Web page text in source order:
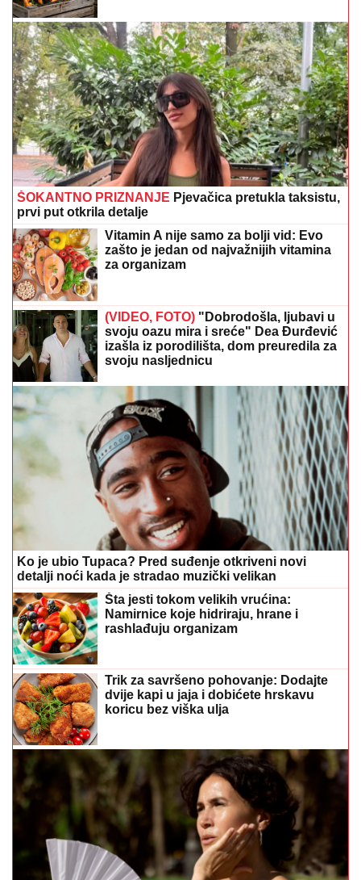
ŠOKANTNO PRIZNANJE Pjevačica pretukla taksistu,
prvi put otkrila detalje
Vitamin A nije samo za bolji vid: Evo
zašto je jedan od najvažnijih vitamina
za organizam
(VIDEO, FOTO) "Dobrodošla, ljubavi u
svoju oazu mira i sreće" Dea Đurđević
izašla iz porodilišta, dom preuredila za
svoju nasljednicu
Ko je ubio Tupaca? Pred suđenje otkriveni novi
detalji noći kada je stradao muzički velikan
Šta jesti tokom velikih vrućina:
Namirnice koje hidriraju, hrane i
rashlađuju organizam
Trik za savršeno pohovanje: Dodajte
dvije kapi u jaja i dobićete hrskavu
koricu bez viška ulja